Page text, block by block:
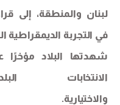
لبنان والمنطقة، إلى قراءة
في التجربة الديمقراطية التي
شهدتها البلاد مؤخرًا عبر
الانتخابات البلدية
والاختيارية.